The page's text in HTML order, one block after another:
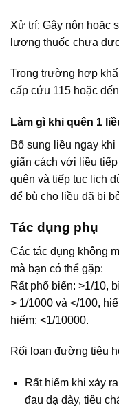
Xử trí: Gây nôn hoặc
lượng thuốc chưa
Trong trường hợp
cấp cứu 115 hoặc
Làm gì khi quên 1
Bổ sung liều ngay
giãn cách với liều
quên và tiếp tục lịch
để bù cho liều đã bị
Tác dụng phụ
Các tác dụng không
mà bạn có thể gặp:
Rất phổ biến: >1/10,
> 1/1000 và </100,
hiếm: <1/10000.
Rối loạn đường tiêu
Rất hiếm khi xảy
đau dạ dày, tiêu